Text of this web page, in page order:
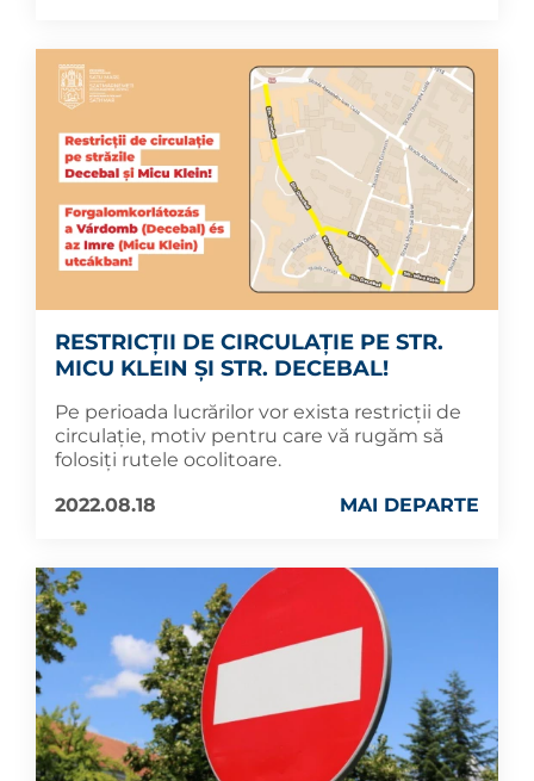
RESTRICȚII DE CIRCULAȚIE PE STR.
MICU KLEIN ȘI STR. DECEBAL!
Pe perioada lucrărilor vor exista restricții de
circulație, motiv pentru care vă rugăm să
folosiți rutele ocolitoare.
2022.08.18
MAI DEPARTE